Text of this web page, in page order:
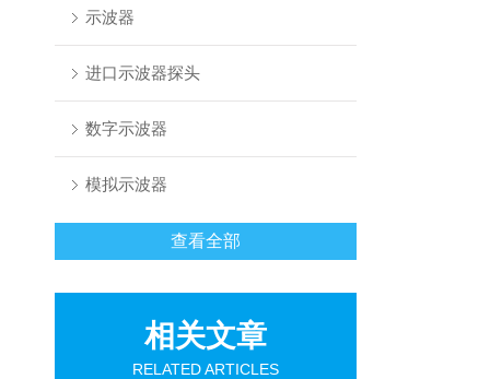
示波器
进口示波器探头
数字示波器
模拟示波器
查看全部
相关文章
RELATED ARTICLES